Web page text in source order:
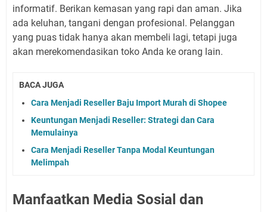
informatif. Berikan kemasan yang rapi dan aman. Jika
ada keluhan, tangani dengan profesional. Pelanggan
yang puas tidak hanya akan membeli lagi, tetapi juga
akan merekomendasikan toko Anda ke orang lain.
BACA JUGA
Cara Menjadi Reseller Baju Import Murah di Shopee
Keuntungan Menjadi Reseller: Strategi dan Cara
Memulainya
Cara Menjadi Reseller Tanpa Modal Keuntungan
Melimpah
Manfaatkan Media Sosial dan